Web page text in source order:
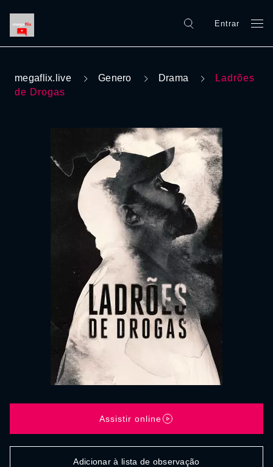
Entrar
megaflix.live Genero Drama
Ladrões
de Drogas
Assistir online
Adicionar à lista de observação